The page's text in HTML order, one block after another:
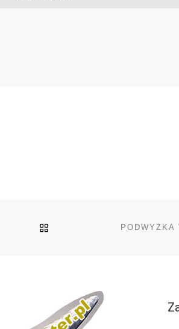
POWRÓT DO LISTY